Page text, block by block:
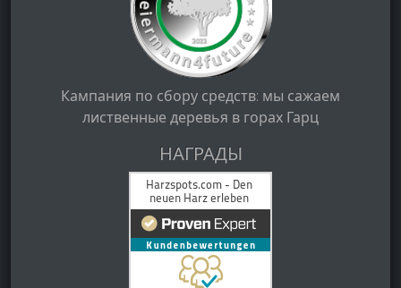
Кампания по сбору средств: мы сажаем
лиственные деревья в горах Гарц
НАГРАДЫ